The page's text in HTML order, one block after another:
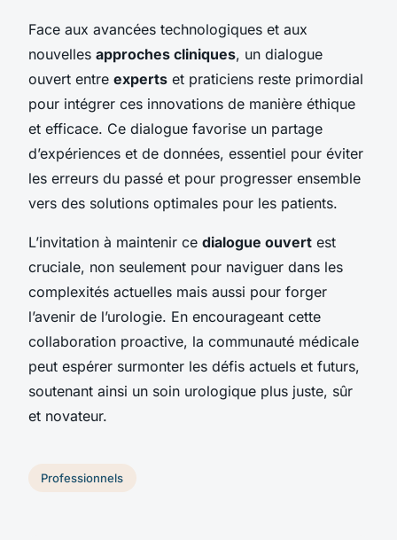
Face aux avancées technologiques et aux
nouvelles approches cliniques, un dialogue
ouvert entre experts et praticiens reste primordial
pour intégrer ces innovations de manière éthique
et efficace. Ce dialogue favorise un partage
d’expériences et de données, essentiel pour éviter
les erreurs du passé et pour progresser ensemble
vers des solutions optimales pour les patients.
L’invitation à maintenir ce dialogue ouvert est
cruciale, non seulement pour naviguer dans les
complexités actuelles mais aussi pour forger
l’avenir de l’urologie. En encourageant cette
collaboration proactive, la communauté médicale
peut espérer surmonter les défis actuels et futurs,
soutenant ainsi un soin urologique plus juste, sûr
et novateur.
Professionnels